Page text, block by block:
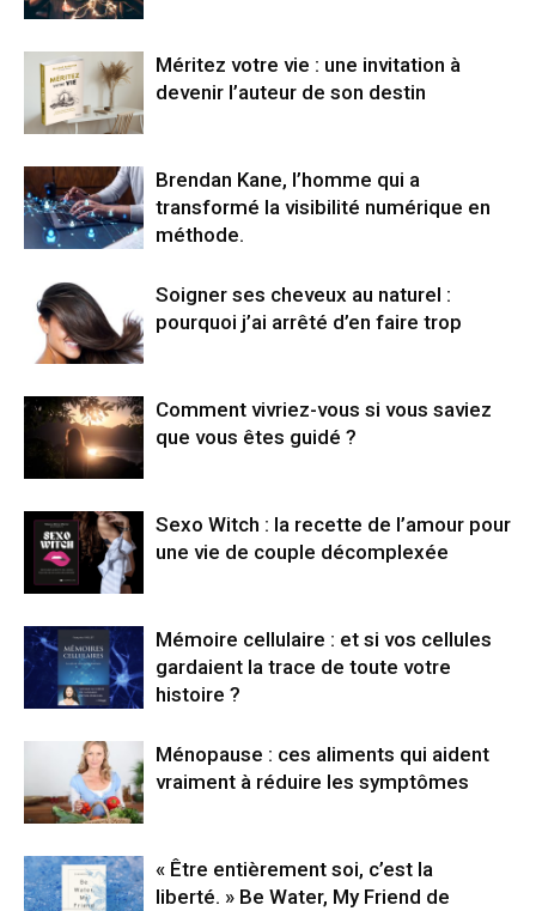
Méritez votre vie : une invitation à
devenir l’auteur de son destin
Brendan Kane, l’homme qui a
transformé la visibilité numérique en
méthode.
Soigner ses cheveux au naturel :
pourquoi j’ai arrêté d’en faire trop
Comment vivriez-vous si vous saviez
que vous êtes guidé ?
Sexo Witch : la recette de l’amour pour
une vie de couple décomplexée
Mémoire cellulaire : et si vos cellules
gardaient la trace de toute votre
histoire ?
Ménopause : ces aliments qui aident
vraiment à réduire les symptômes
« Être entièrement soi, c’est la
liberté. » Be Water, My Friend de